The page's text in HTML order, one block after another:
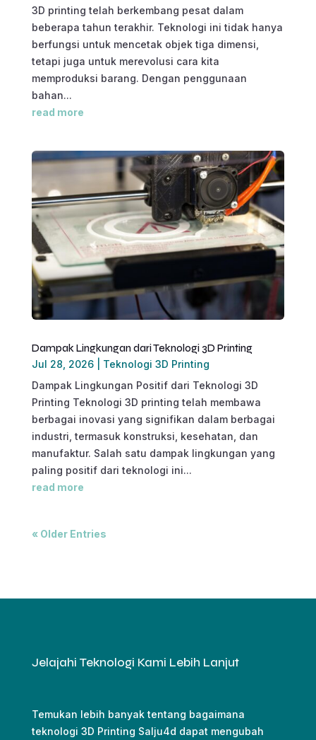
3D printing telah berkembang pesat dalam
beberapa tahun terakhir. Teknologi ini tidak hanya
berfungsi untuk mencetak objek tiga dimensi,
tetapi juga untuk merevolusi cara kita
memproduksi barang. Dengan penggunaan
bahan...
read more
Dampak Lingkungan dari Teknologi 3D Printing
Jul 28, 2026| Teknologi 3D Printing
Dampak Lingkungan Positif dari Teknologi 3D
Printing Teknologi 3D printing telah membawa
berbagai inovasi yang signifikan dalam berbagai
industri, termasuk konstruksi, kesehatan, dan
manufaktur. Salah satu dampak lingkungan yang
paling positif dari teknologi ini...
read more
« Older Entries
Jelajahi Teknologi Kami Lebih Lanjut
Temukan lebih banyak tentang bagaimana
teknologi 3D Printing Salju4d dapat mengubah